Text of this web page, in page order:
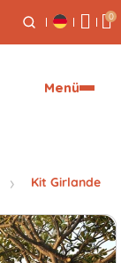
0
Menü
Kit Girlande